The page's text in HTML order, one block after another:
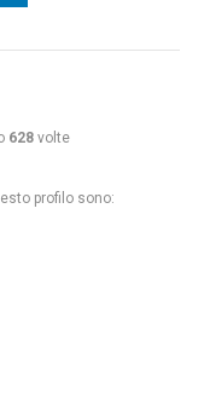
628 volte
profilo sono: